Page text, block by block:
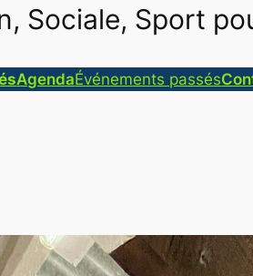
Sociale, Sport
AgendaÉvénements passés